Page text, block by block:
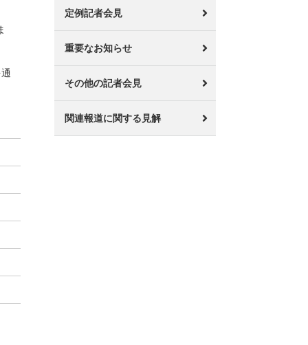
定例記者会見
重要なお知らせ
その他の記者会見
関連報道に関する見解